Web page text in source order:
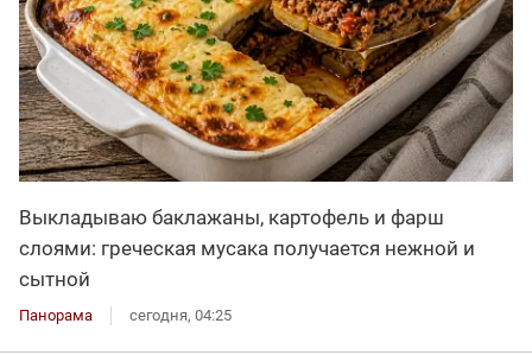
Выкладываю баклажаны, картофель и фарш
слоями: греческая мусака получается нежной и
сытной
Панорама сегодня, 04:25